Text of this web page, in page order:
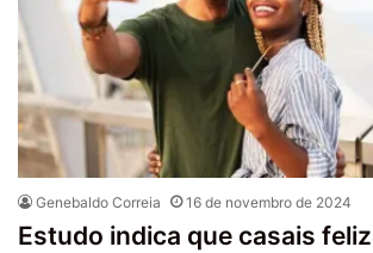
Genebaldo Correia 16 de novembro de 2024
Estudo indica que casais